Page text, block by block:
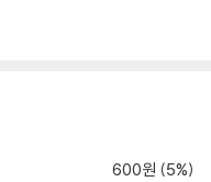
600원 (5%)